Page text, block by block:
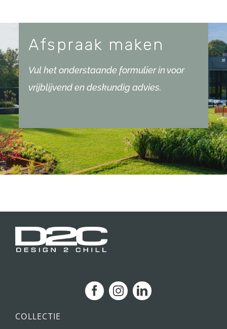
Afspraak maken
Vul het onderstaande formulier in voor
vrijblijvend en deskundig advies.
COLLECTIE